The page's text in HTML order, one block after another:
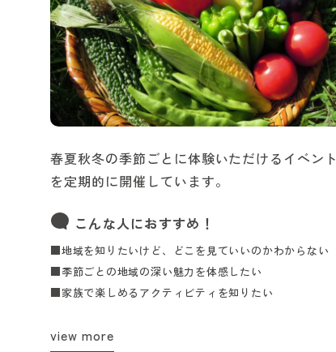
春夏秋冬の季節ごとに体験いただけるイベント
を定期的に開催しています。
こんな人におすすめ！
■地域を知りたいけど、どこを見ていいのかわからない
■季節ごとの地域の深い魅力を体感したい
■家族で楽しめるアクティビティを知りたい
view more